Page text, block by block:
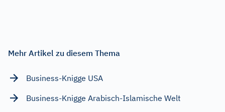
Mehr Artikel zu diesem Thema
Business-Knigge USA
Business-Knigge Arabisch-Islamische Welt